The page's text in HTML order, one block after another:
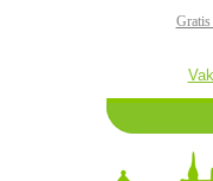
Gratis